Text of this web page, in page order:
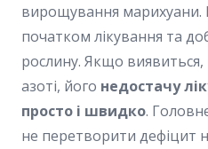
вирощування марихуани.
початком лікування та
рослину. Якщо
азоті, його недостачу
просто і швидко.
не перетворити дефіцит